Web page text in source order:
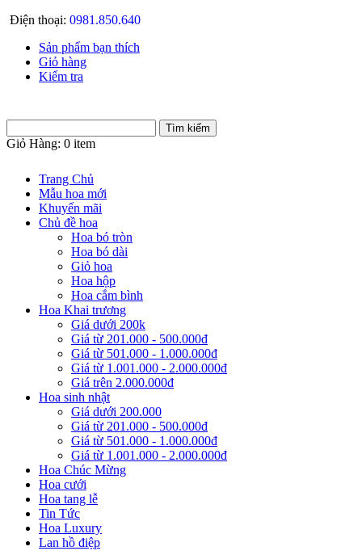
Điện thoại: 0981.850.640
Sản phẩm bạn thích
Giỏ hàng
Kiểm tra
Giỏ Hàng: 0 item
Trang Chủ
Mẫu hoa mới
Khuyến mãi
Chủ đề hoa
Hoa bó tròn
Hoa bó dài
Giỏ hoa
Hoa hộp
Hoa cắm bình
Hoa Khai trương
Giá dưới 200k
Giá từ 201.000 - 500.000đ
Giá từ 501.000 - 1.000.000đ
Giá từ 1.001.000 - 2.000.000đ
Giá trên 2.000.000đ
Hoa sinh nhật
Giá dưới 200.000
Giá từ 201.000 - 500.000đ
Giá từ 501.000 - 1.000.000đ
Giá từ 1.001.000 - 2.000.000đ
Hoa Chúc Mừng
Hoa cưới
Hoa tang lễ
Tin Tức
Hoa Luxury
Lan hồ điệp